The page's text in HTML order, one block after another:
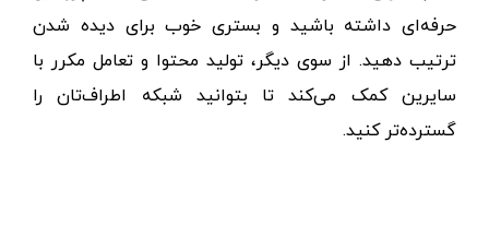
مشخصی را برای دیده شدن درنظر داشته باشید. رعایت
تمام اصولی که در بالا اشاره شد، کمک می‌کند تا پروفایل
حرفه‌ای داشته باشید و بستری خوب برای دیده شدن
ترتیب دهید. از سوی دیگر، تولید محتوا و تعامل مکرر با